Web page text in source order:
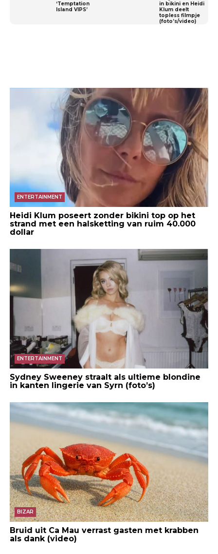
‘Temptation
Island VIPS’
in bikini en Heidi
Klum deelt
topless filmpje
(foto’s/video)
ENTERTAINMENT
Heidi Klum poseert zonder bikini top op het
strand met een halsketting van ruim 40.000
dollar
ENTERTAINMENT
Sydney Sweeney straalt als ultieme blondine
in kanten lingerie van Syrn (foto’s)
BIZAR
Bruid uit Ca Mau verrast gasten met krabben
als dank (video)